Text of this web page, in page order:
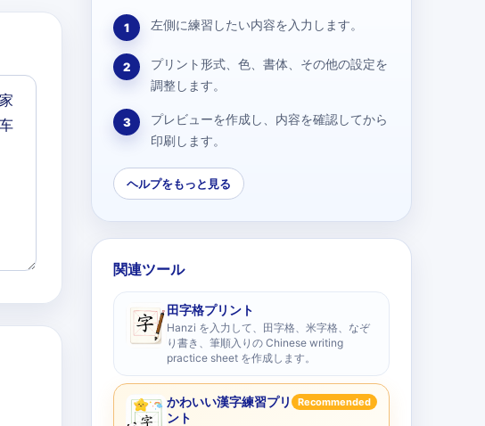
1 左側に練習したい内容を入力します。
2
プリント形式、色、書体、その他の設定を
調整します。
3
プレビューを作成し、内容を確認してから
印刷します。
ヘルプをもっと見る
関連ツール
田字格プリント
Hanzi を入力して、田字格、米字格、なぞ
り書き、筆順入りの Chinese writing
practice sheet を作成します。
かわいい漢字練習プリ
ント
Recommended